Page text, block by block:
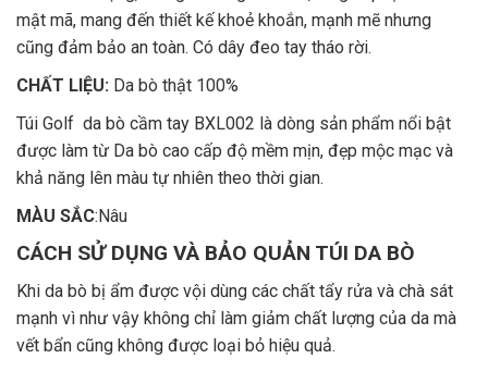
mật mã, mang đến thiết kế khoẻ khoắn, mạnh mẽ nhưng
cũng đảm bảo an toàn. Có dây đeo tay tháo rời.
CHẤT LIỆU: Da bò thật 100%
Túi Golf da bò cầm tay BXL002 là dòng sản phẩm nổi bật
được làm từ Da bò cao cấp độ mềm mịn, đẹp mộc mạc và
khả năng lên màu tự nhiên theo thời gian.
MÀU SẮC:Nâu
CÁCH SỬ DỤNG VÀ BẢO QUẢN TÚI DA BÒ
Khi da bò bị ẩm được vội dùng các chất tẩy rửa và chà sát
mạnh vì như vậy không chỉ làm giảm chất lượng của da mà
vết bẩn cũng không được loại bỏ hiệu quả.